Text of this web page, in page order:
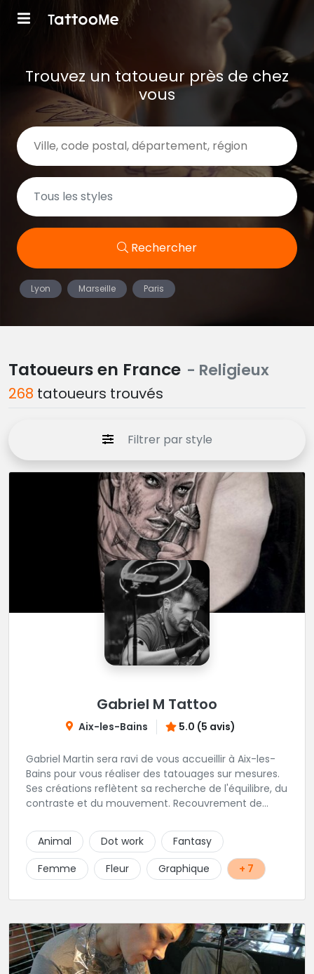
Trouvez un tatoueur près de chez
vous
Rechercher
Lyon Marseille Paris
Tatoueurs en France - Religieux
268 tatoueurs trouvés
Filtrer par style
Gabriel M Tattoo
Aix-les-Bains 5.0 (5 avis)
Gabriel Martin sera ravi de vous accueillir à Aix-les-
Bains pour vous réaliser des tatouages sur mesures.
Ses créations reflètent sa recherche de l'équilibre, du
contraste et du mouvement. Recouvrement de
spécialité.
Animal Dot work
Fantasy
Femme
Fleur Graphique + 7